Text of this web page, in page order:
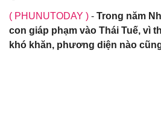
( PHUNUTODAY ) - Trong năm
con giáp phạm vào Thái Tuế, vì
khó khăn, phương diện nào